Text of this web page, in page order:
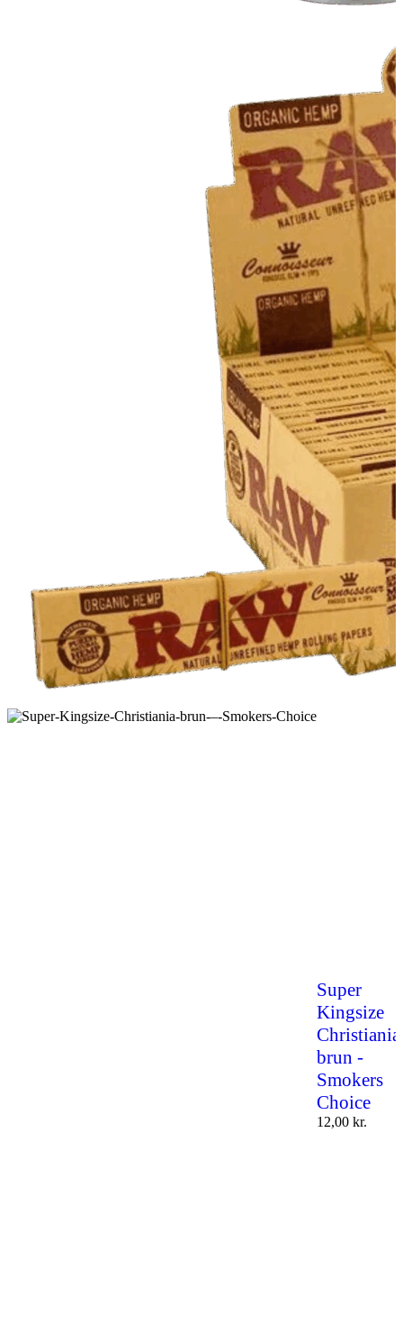
Super
Kingsize
Christiania
brun -
Smokers
Choice
12,00 kr.